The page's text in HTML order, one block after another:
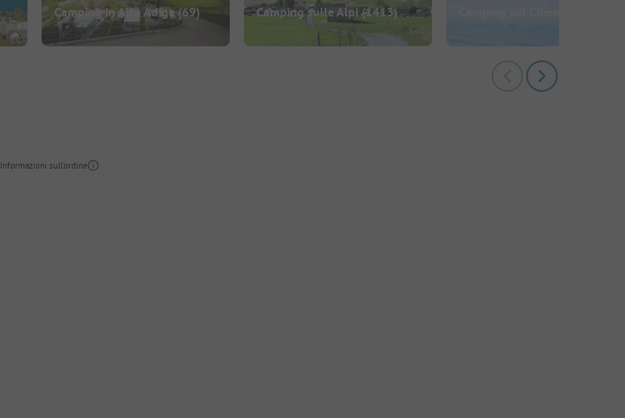
Camping in Alto Adige(69) Camping sulle Alpi(1413)
Informazioni sull'ordine